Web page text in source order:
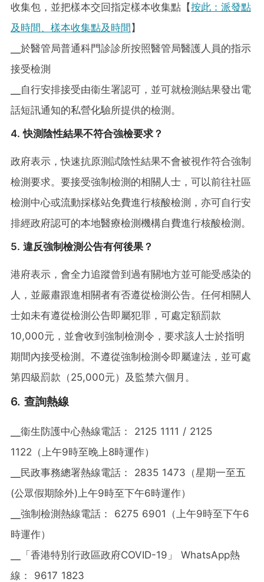
收集包，並把樣本交回指定樣本收集點【按此：派發點
及時間、樣本收集點及時間】
╴於醫管局普通科門診診所按照醫管局醫護人員的指示
接受檢測
╴自行安排接受由衞生署認可，並可就檢測結果發出電
話短訊通知的私營化驗所提供的檢測。
4. 快測陰性結果不符合強檢要求？
政府表示，快速抗原測試陰性結果不會被視作符合強制
檢測要求。要接受強制檢測的相關人士，可以前往社區
檢測中心或流動採樣站免費進行核酸檢測，亦可自行安
排經政府認可的本地醫療檢測機構自費進行核酸檢測。
5. 違反強制檢測公告有何後果？
港府表示，會全力追蹤曾到過有關地方並可能受感染的
人，並嚴肅跟進相關者有否遵從檢測公告。任何相關人
士如未有遵從檢測公告即屬犯罪，可處定額罰款
10,000元，並會收到強制檢測令，要求該人士於指明
期間內接受檢測。不遵從強制檢測令即屬違法，並可處
第四級罰款（25,000元）及監禁六個月。
6. 查詢熱線
╴衞生防護中心熱線電話： 2125 1111 / 2125
1122（上午9時至晚上8時運作）
╴民政事務總署熱線電話： 2835 1473（星期一至五
(公眾假期除外)上午9時至下午6時運作）
╴強制檢測熱線電話： 6275 6901（上午9時至下午6
時運作）
╴「香港特別行政區政府COVID-19」 WhatsApp熱
線： 9617 1823